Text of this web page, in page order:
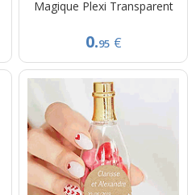
Magique Plexi Transparent
0.95 €